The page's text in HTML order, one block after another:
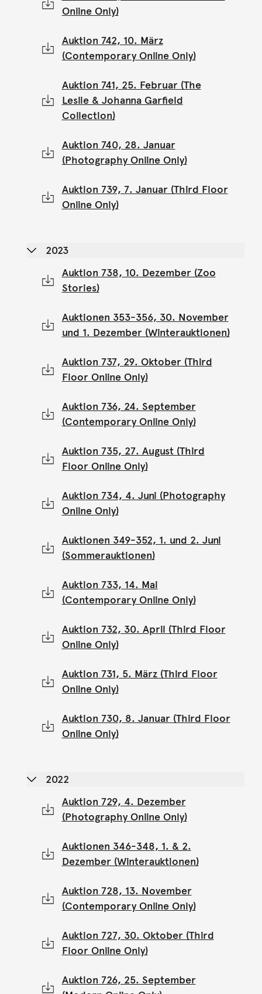
Online Only)
Auktion 742, 10. März
(Contemporary Online Only)
Auktion 741, 25. Februar (The
Leslie & Johanna Garfield
Collection)
Auktion 740, 28. Januar
(Photography Online Only)
Auktion 739, 7. Januar (Third Floor
Online Only)
2023
Auktion 738, 10. Dezember (Zoo
Stories)
Auktionen 353-356, 30. November
und 1. Dezember (Winterauktionen)
Auktion 737, 29. Oktober (Third
Floor Online Only)
Auktion 736, 24. September
(Contemporary Online Only)
Auktion 735, 27. August (Third
Floor Online Only)
Auktion 734, 4. Juni (Photography
Online Only)
Auktionen 349-352, 1. und 2. Juni
(Sommerauktionen)
Auktion 733, 14. Mai
(Contemporary Online Only)
Auktion 732, 30. April (Third Floor
Online Only)
Auktion 731, 5. März (Third Floor
Online Only)
Auktion 730, 8. Januar (Third Floor
Online Only)
2022
Auktion 729, 4. Dezember
(Photography Online Only)
Auktionen 346-348, 1. & 2.
Dezember (Winterauktionen)
Auktion 728, 13. November
(Contemporary Online Only)
Auktion 727, 30. Oktober (Third
Floor Online Only)
Auktion 726, 25. September